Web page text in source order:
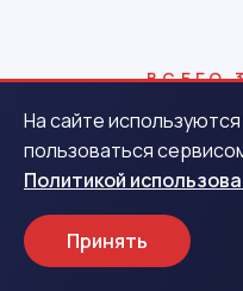
ВСЕГО
Как
1
На сайте
пользоваться
Политикой
Принять